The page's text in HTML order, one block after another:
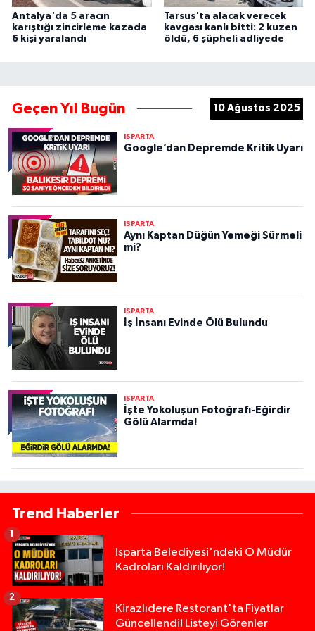
Antalya'da 5 aracın
karıştığı zincirleme kazada
6 kişi yaralandı
Tarsus'ta alacak verecek
kavgası kanlı bitti: 2 kuzen
öldü, 6 şüpheli adliyede
Geçen Yıl Bugün 10 Ağustos 2025
ISPARTA
Google’dan Depremde Kritik Uyarı
ISPARTA
Aynı Kaptan Düğün Yemeği Sürmeli
mi?
ISPARTA
İş İnsanı Evinde Ölü Bulundu
ISPARTA
İşte Yokoluşun Fotoğrafı-Eğirdir
Gölü Alarmda!
Trend Haberler
Isparta Belediyesi'ndeki O Müdür
Kadroları Kaldırılıyor!
1
Kirazlıdere Restorant'ta Fiyatlar
Güncellendi! Listeyi Görenler
2